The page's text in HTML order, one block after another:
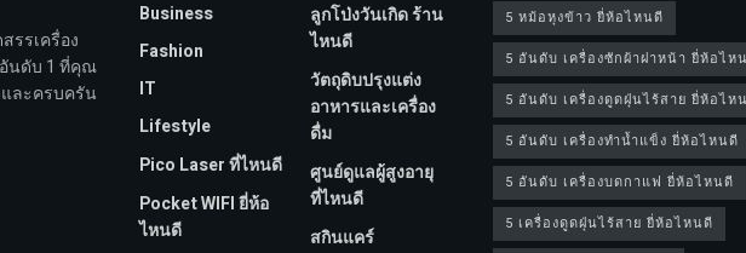
รรเครื่อง
นดับ 1 ที่คุณ
ละครบครัน
Business
Fashion
IT
Lifestyle
Pico Laser ที่ไหนดี
Pocket WIFI ยี่ห้อ
ไหนดี
ลูกโป่งวันเกิด ร้าน
ไหนดี
วัตถุดิบปรุงแต่ง
อาหารและเครื่อง
ดื่ม
ศูนย์ดูแลผู้สูงอายุ
ที่ไหนดี
สกินแคร์
5 หม้อหุงข้าว ยี่ห้อไหนดี
5 อันดับ เครื่องซักผ้าฝาหน้า ยี่ห้อไห
5 อันดับ เครื่องดูดฝุ่นไร้สาย ยี่ห้อไห
5 อันดับ เครื่องทำน้ำแข็ง ยี่ห้อไหนดี
5 อันดับ เครื่องบดกาแฟ ยี่ห้อไหนดี
5 เครื่องดูดฝุ่นไร้สาย ยี่ห้อไหนดี